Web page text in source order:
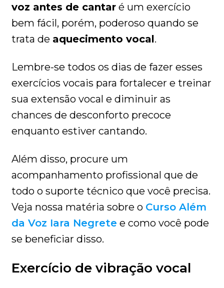
voz antes de cantar é um exercício
bem fácil, porém, poderoso quando se
trata de aquecimento vocal.
Lembre-se todos os dias de fazer esses
exercícios vocais para fortalecer e treinar
sua extensão vocal e diminuir as
chances de desconforto precoce
enquanto estiver cantando.
Além disso, procure um
acompanhamento profissional que de
todo o suporte técnico que você precisa.
Veja nossa matéria sobre o Curso Além
da Voz Iara Negrete e como você pode
se beneficiar disso.
Exercício de vibração vocal